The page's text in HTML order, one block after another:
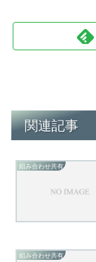
関連記事
組み合わせ共有
組み合わせ共有